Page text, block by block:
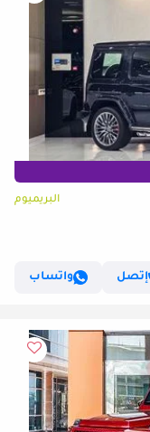
البريميوم
إتصل
واتساب